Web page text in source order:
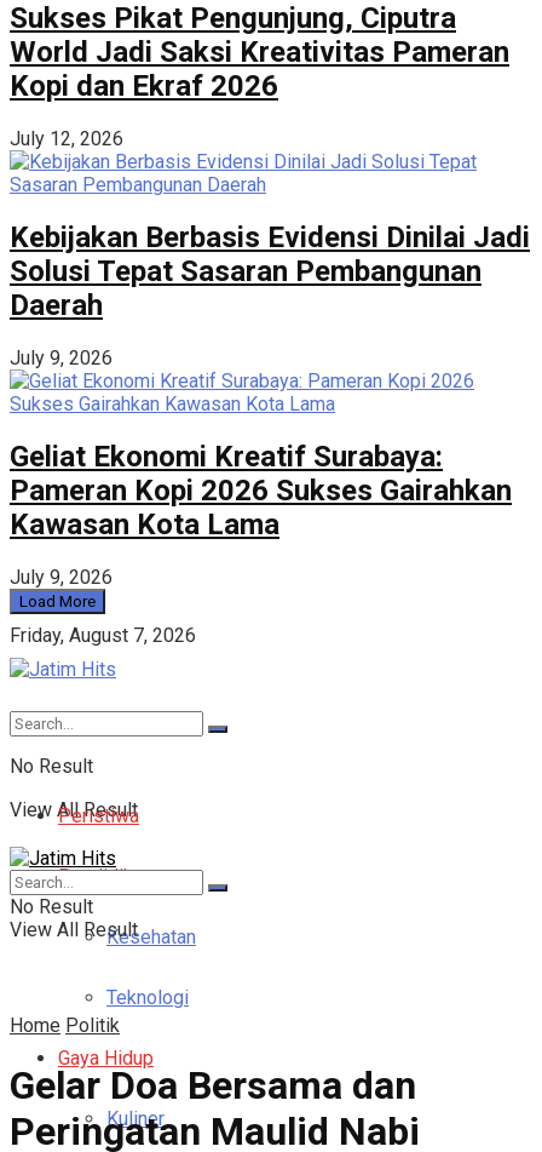
Sukses Pikat Pengunjung, Ciputra
World Jadi Saksi Kreativitas Pameran
Kopi dan Ekraf 2026
July 12, 2026
Kebijakan Berbasis Evidensi Dinilai Jadi
Solusi Tepat Sasaran Pembangunan
Daerah
July 9, 2026
Geliat Ekonomi Kreatif Surabaya:
Pameran Kopi 2026 Sukses Gairahkan
Kawasan Kota Lama
July 9, 2026
Load More
Friday, August 7, 2026
No Result
View All Result
Peristiwa
Pendidikan
Kesehatan
Teknologi
Gaya Hidup
Kuliner
No Result
View All Result
Home Politik
Gelar Doa Bersama dan
Peringatan Maulid Nabi